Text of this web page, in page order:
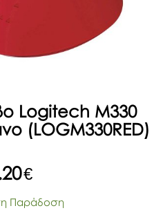
Logitech M330
(LOGM330RED)
€
Παράδοση